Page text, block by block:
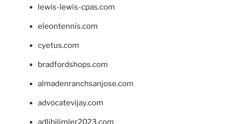
lewis-lewis-cpas.com
eleontennis.com
cyetus.com
bradfordshops.com
almadenranchsanjose.com
advocatevijay.com
adlibilimler2023.com